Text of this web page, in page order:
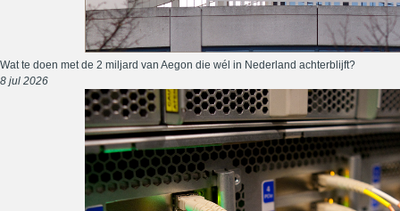
Wat te doen met de 2 miljard van Aegon die wél in Nederland achterblijft?
8 jul 2026